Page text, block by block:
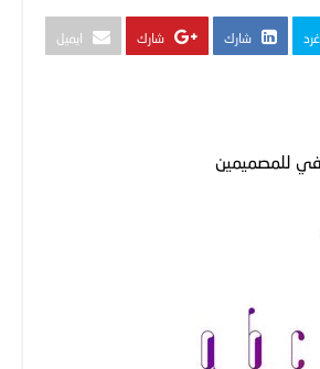
غرد شارك شارك ايميل